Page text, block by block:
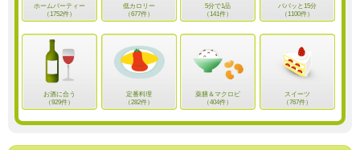
ホームパーティー
（1752件）
低カロリー
（677件）
5分で1品
（141件）
パパッと15分
（1100件）
お酒に合う
（929件）
定番料理
（282件）
薬膳＆マクロビ
（404件）
スイーツ
（767件）